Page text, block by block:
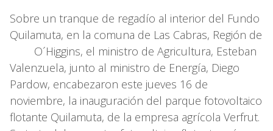
Sobre un tranque de regadío al interior del Fundo
Quilamuta, en la comuna de Las Cabras, Región de
O´Higgins, el ministro de Agricultura, Esteban
Valenzuela, junto al ministro de Energía, Diego
Pardow, encabezaron este jueves 16 de
noviembre, la inauguración del parque fotovoltaico
flotante Quilamuta, de la empresa agrícola Verfrut.